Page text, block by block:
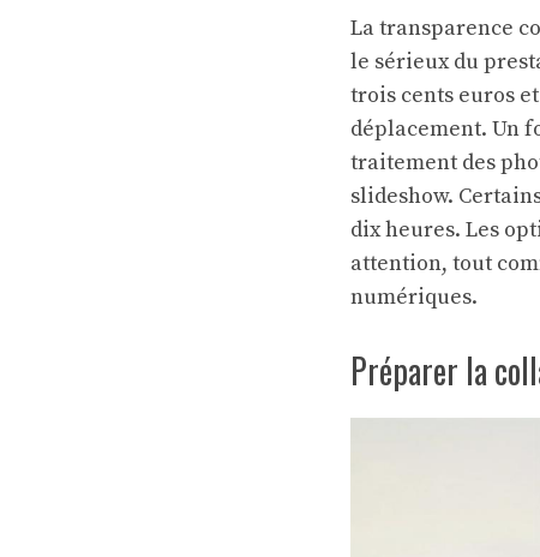
La transparence
le sérieux du
trois cents euros
déplacement. Un
traitement des
slideshow.
dix heures. Les
attention, tout
numériques.
Préparer la